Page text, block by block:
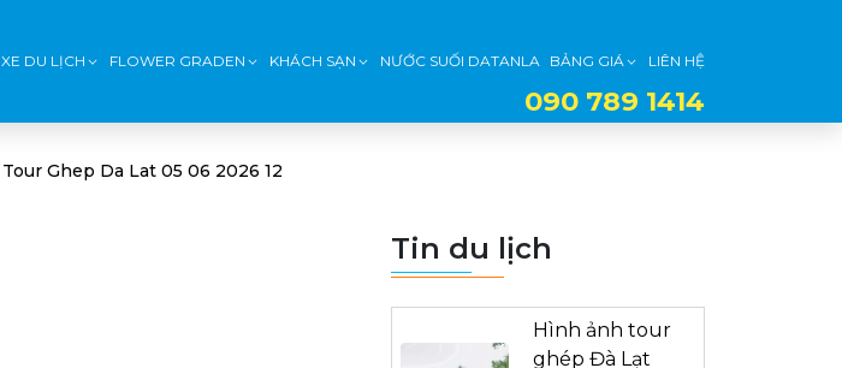
XE DU LỊCH FLOWER GRADEN KHÁCH SẠN NƯỚC SUỐI DATANLA BẢNG GIÁ LIÊN HỆ
090 789 1414
Tour Ghep Da Lat 05 06 2026 12
Tin du lịch
Hình ảnh tour
ghép Đà Lạt